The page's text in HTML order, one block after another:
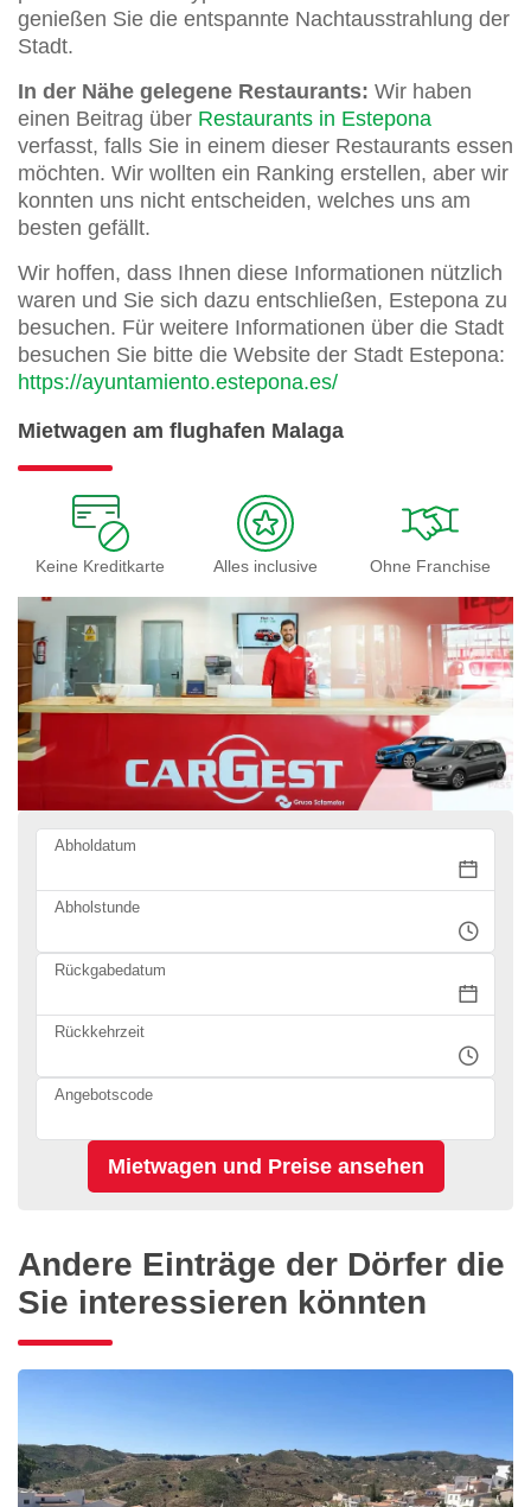
genießen Sie die entspannte Nachtausstrahlung der
Stadt.
In der Nähe gelegene Restaurants: Wir haben
einen Beitrag über Restaurants in Estepona
verfasst, falls Sie in einem dieser Restaurants essen
möchten. Wir wollten ein Ranking erstellen, aber wir
konnten uns nicht entscheiden, welches uns am
besten gefällt.
Wir hoffen, dass Ihnen diese Informationen nützlich
waren und Sie sich dazu entschließen, Estepona zu
besuchen. Für weitere Informationen über die Stadt
besuchen Sie bitte die Website der Stadt Estepona:
https://ayuntamiento.estepona.es/
Mietwagen am flughafen Malaga
Keine Kreditkarte Alles inclusive Ohne Franchise
Abholdatum
Abholstunde
Rückgabedatum
Rückkehrzeit
Angebotscode
Andere Einträge der Dörfer die
Sie interessieren könnten